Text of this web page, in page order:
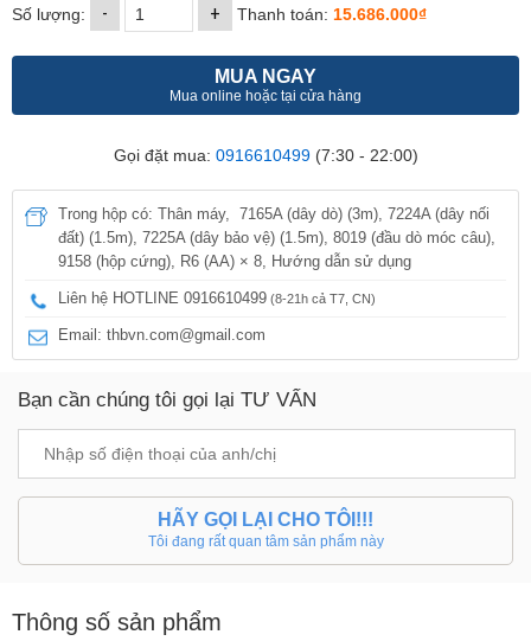
Số lượng: - + Thanh toán: 15.686.000₫
MUA NGAY
Mua online hoặc tại cửa hàng
Gọi đặt mua: 0916610499(7:30 - 22:00)
Trong hộp có: Thân máy, 7165A (dây dò) (3m), 7224A (dây nối
đất) (1.5m), 7225A (dây bảo vệ) (1.5m), 8019 (đầu dò móc câu),
9158 (hộp cứng), R6 (AA) × 8, Hướng dẫn sử dụng
Liên hệ HOTLINE 0916610499 (8-21h cả T7, CN)
Email: thbvn.com@gmail.com
Bạn cần chúng tôi gọi lại TƯ VẤN
HÃY GỌI LẠI CHO TÔI!!!
Tôi đang rất quan tâm sản phẩm này
Thông số sản phẩm